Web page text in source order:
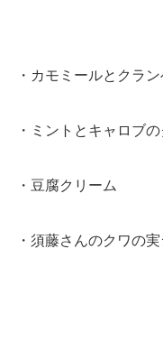
・カモミールとクラ
・ミントとキャロブ
・豆腐クリーム
・須藤さんのクワの